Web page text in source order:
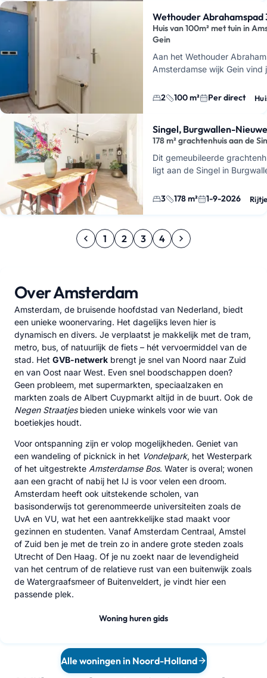
Wethouder Abrahamspad
Huis van 100m² met tuin in
Gein
Aan het Wethouder
Amsterdamse wijk Gein vind
in totaal drie kamers, w…
2 100 m² Per direct
Singel, Burgwallen-
178 m² grachtenhuis aan de
Dit gemeubileerde
ligt aan de Singel in
met3 slaapkamers,2
3 178 m² 1-9-2026
1 2 3 4
Over Amsterdam
Amsterdam, de bruisende hoofdstad van Nederland, biedt
een unieke woonervaring. Het dagelijks leven hier is
dynamisch en divers. Je verplaatst je makkelijk met de tram,
metro, bus, of natuurlijk de fiets – hét vervoermiddel van de
stad. Het GVB-netwerk brengt je snel van Noord naar Zuid
en van Oost naar West. Even snel boodschappen doen?
Geen probleem, met supermarkten, speciaalzaken en
markten zoals de Albert Cuypmarkt altijd in de buurt. Ook de
Negen Straatjesbieden unieke winkels voor wie van
boetiekjes houdt.
Voor ontspanning zijn er volop mogelijkheden. Geniet van
een wandeling of picknick in het Vondelpark, het Westerpark
of het uitgestrekte Amsterdamse Bos. Water is overal; wonen
aan een gracht of nabij het IJ is voor velen een droom.
Amsterdam heeft ook uitstekende scholen, van
basisonderwijs tot gerenommeerde universiteiten zoals de
UvA en VU, wat het een aantrekkelijke stad maakt voor
gezinnen en studenten. Vanaf Amsterdam Centraal, Amstel
of Zuid ben je met de trein zo in andere grote steden zoals
Utrecht of Den Haag. Of je nu zoekt naar de levendigheid
van het centrum of de relatieve rust van een buitenwijk zoals
de Watergraafsmeer of Buitenveldert, je vindt hier een
passende plek.
Woning huren gids
Alle woningen in Noord-Holland